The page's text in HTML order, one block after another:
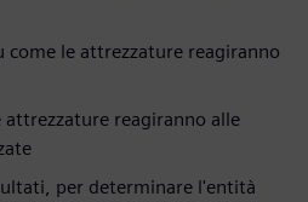
come le attrezzature reagiranno
attrezzature reagiranno alle
per determinare l'entità